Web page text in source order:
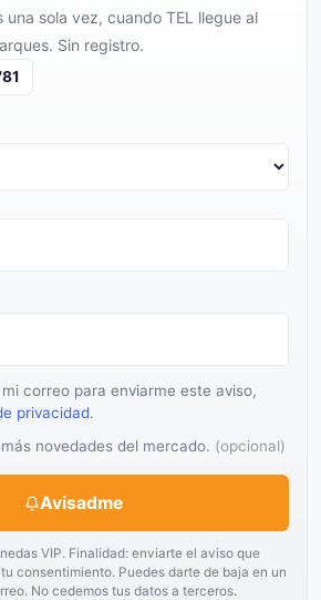
una sola vez, cuando TEL llegue al
Sin registro.
correo para enviarme este aviso,
privacidad.
novedades del mercado. (opcional)
Avisadme
VIP. Finalidad: enviarte el aviso que
consentimiento. Puedes darte de baja en un
No cedemos tus datos a terceros.